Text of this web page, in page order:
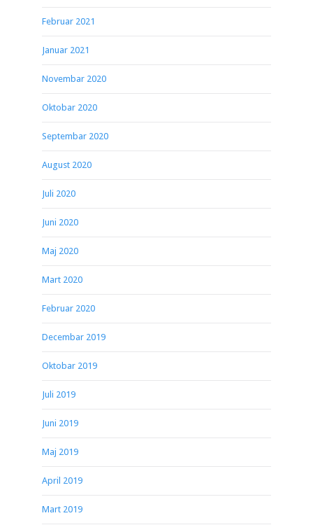
Februar 2021
Januar 2021
Novembar 2020
Oktobar 2020
Septembar 2020
August 2020
Juli 2020
Juni 2020
Maj 2020
Mart 2020
Februar 2020
Decembar 2019
Oktobar 2019
Juli 2019
Juni 2019
Maj 2019
April 2019
Mart 2019